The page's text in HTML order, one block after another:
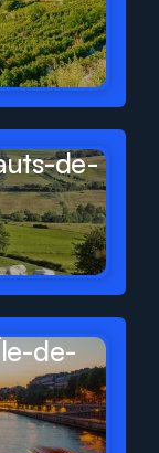
de-
de-